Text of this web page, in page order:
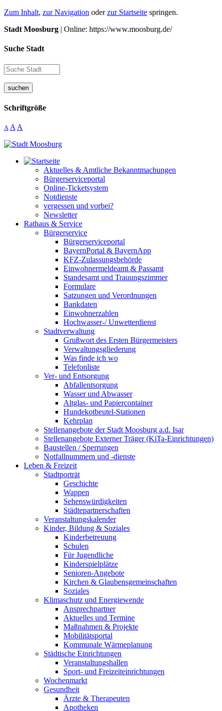
Zum Inhalt, zur Navigation oderzur Startseite springen.
Stadt Moosburg | Online: https://www.moosburg.de/
Suche Stadt
suchen
Schriftgröße
A A A
Aktuelles & Amtliche Bekanntmachungen
Bürgerserviceportal
Online-Ticketsystem
Notdienste
vergessen und vorbei?
Newsletter
Rathaus & Service
Bürgerservice
Bürgerserviceportal
BayernPortal & BayernApp
KFZ-Zulassungsbehörde
Einwohnermeldeamt & Passamt
Standesamt und Trauungszimmer
Formulare
Satzungen und Verordnungen
Bankdaten
Einwohnerzahlen
Hochwasser-/ Unwetterdienst
Stadtverwaltung
Grußwort des Ersten Bürgermeisters
Verwaltungsgliederung
Was finde ich wo
Telefonliste
Ver- und Entsorgung
Abfallentsorgung
Wasser und Abwasser
Altglas- und Papiercontainer
Hundekotbeutel-Stationen
Kehrplan
Stellenangebote der Stadt Moosburg a.d. Isar
Stellenangebote Externer Träger (KiTa-Einrichtungen)
Baustellen / Sperrungen
Notfallnummern und -dienste
Leben & Freizeit
Stadtporträt
Geschichte
Wappen
Sehenswürdigkeiten
Städtepartnerschaften
Veranstaltungskalender
Kinder, Bildung & Soziales
Kinderbetreuung
Schulen
Für Jugendliche
Kinderspielplätze
Senioren-Angebote
Kirchen & Glaubensgemeinschaften
Soziales
Klimaschutz und Energiewende
Ansprechpartner
Aktuelles und Termine
Maßnahmen & Projekte
Mobilitätsportal
Kommunale Wärmeplanung
Städtische Einrichtungen
Veranstaltungshallen
Sport- und Freizeiteinrichtungen
Wochenmarkt
Gesundheit
Ärzte & Therapeuten
Apotheken